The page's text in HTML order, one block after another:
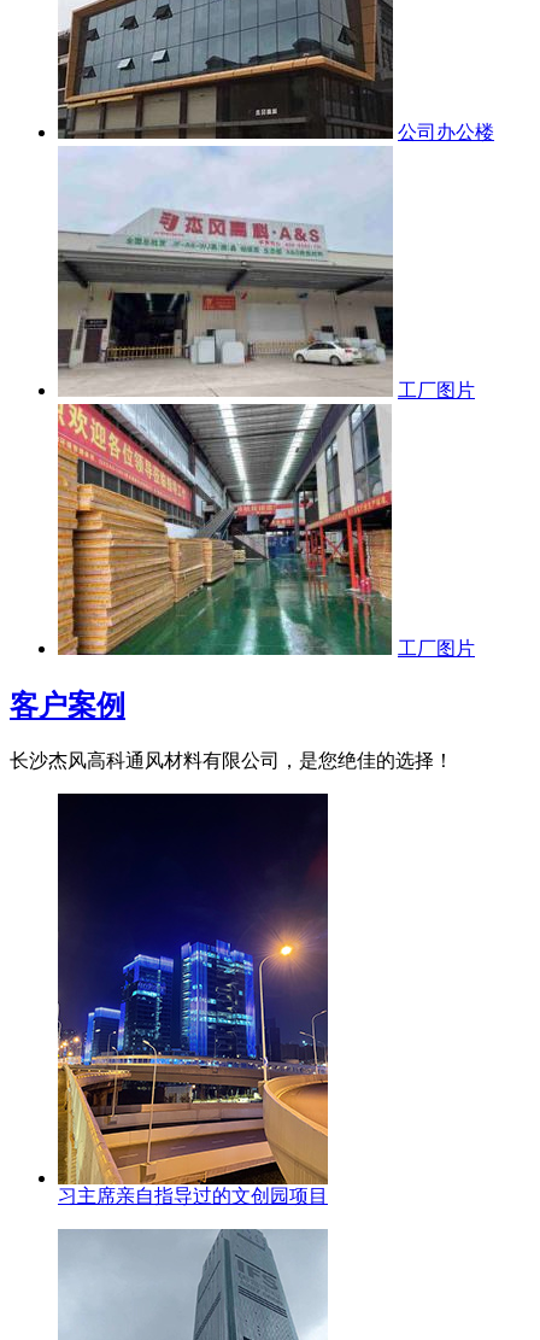
公司办公楼
工厂图片
工厂图片
客户案例
长沙杰风高科通风材料有限公司，是您绝佳的选择！
习主席亲自指导过的文创园项目